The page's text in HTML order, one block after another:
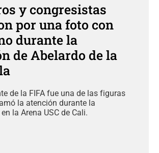
y congresistas
por una foto con
durante la
de Abelardo de la
de la FIFA fue una de las figuras
la atención durante la
la Arena USC de Cali.